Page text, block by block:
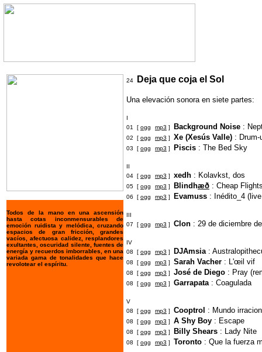
Todos de la mano en una ascensión
hasta cotas inconmensurables de
emoción ruidista y melódica, cruzando
espacios de gran fricción, grandes
vacíos, afectuosa calidez, resplandores
exultantes, oscuridad silente, fuentes de
energía y recuerdos imborrables, en una
variada gama de tonalidades que hace
revolotear el espíritu.
24 Deja que coja el Sol
Una elevación sonora en siete partes:
I
01 [ ogg mp3 ] Background Noise :
02 [ ogg mp3 ] Xe (Xesús Valle) : Drum-
03 [ ogg mp3 ] Piscis : The Bed Sky
II
04 [ ogg mp3 ] xedh : Kolavkst, dos
05 [ ogg mp3 ] Blindhæð : Cheap
06 [ ogg mp3 ] Evamuss : Inédito_4
III
07 [ ogg mp3 ] Clon : 29 de diciembre
IV
08 [ ogg mp3 ] DJAmsia:
08 [ ogg mp3 ] Sarah Vacher : L'œil vif
08 [ ogg mp3 ] José de Diego : Pray
08 [ ogg mp3 ] Garrapata: Coagulada
V
08 [ ogg mp3 ] Cooptrol : Mundo
08 [ ogg mp3 ] A Shy Boy : Escape
08 [ ogg mp3 ] Billy Shears : Lady Nite
08 [ ogg mp3 ] Toronto : Que la fuerza